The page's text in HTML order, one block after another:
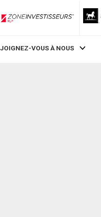
ZoneInvestisseurs RLP
JOIGNEZ-VOUS À NOUS